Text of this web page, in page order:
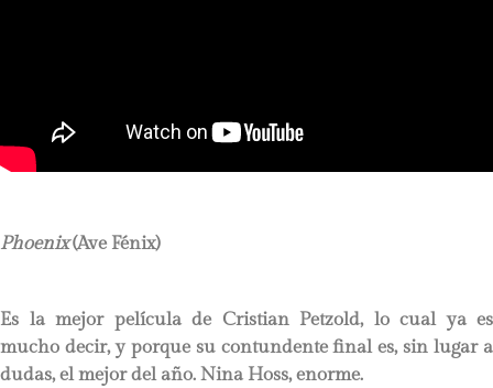
Phoenix(Ave Fénix)
Es la mejor película de Cristian Petzold, lo cual ya es
mucho decir, y porque su contundente final es, sin lugar a
dudas, el mejor del año. Nina Hoss, enorme.